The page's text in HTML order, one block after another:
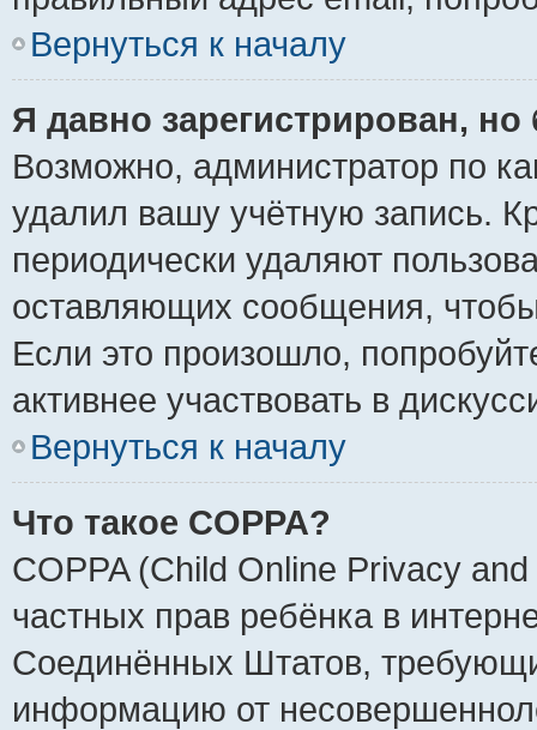
Вернуться к началу
Я давно зарегистрирован,
Возможно, администратор по
удалил вашу учётную запись.
периодически удаляют
оставляющих сообщения,
Если это произошло,
активнее участвовать в
Вернуться к началу
Что такое COPPA?
COPPA (Child Online Privacy
частных прав ребёнка в
Соединённых Штатов,
информацию от